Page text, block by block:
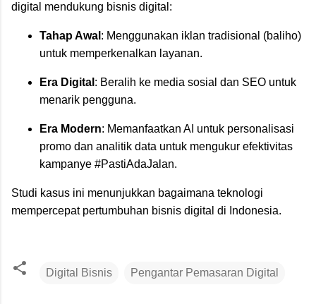
digital mendukung bisnis digital:
Tahap Awal : Menggunakan iklan tradisional (baliho)
untuk memperkenalkan layanan.
Era Digital : Beralih ke media sosial dan SEO untuk
menarik pengguna.
Era Modern: Memanfaatkan AI untuk personalisasi
promo dan analitik data untuk mengukur efektivitas
kampanye #PastiAdaJalan.
Studi kasus ini menunjukkan bagaimana teknologi
mempercepat pertumbuhan bisnis digital di Indonesia.
Digital Bisnis Pengantar Pemasaran Digital